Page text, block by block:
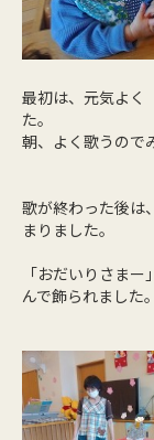
最初は、元気よく
た。
朝、よく歌うので
歌が終わった後は
まりました。
「おだいりさま
んで飾られました。